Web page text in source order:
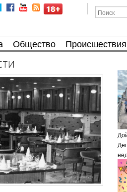
Общество Происшествия